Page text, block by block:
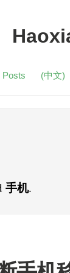
Posts (中文)
手机.